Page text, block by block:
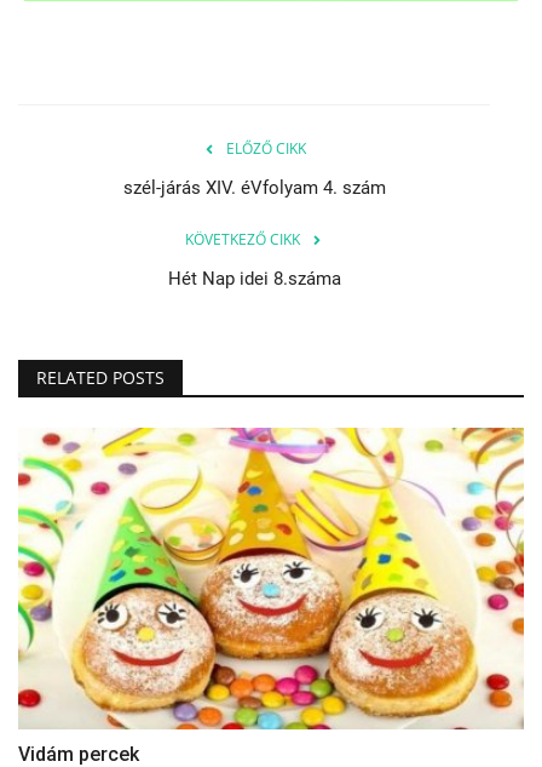
ELŐZŐ CIKK
szél-járás XIV. éVfolyam 4. szám
KÖVETKEZŐ CIKK
Hét Nap idei 8.száma
RELATED POSTS
Vidám percek